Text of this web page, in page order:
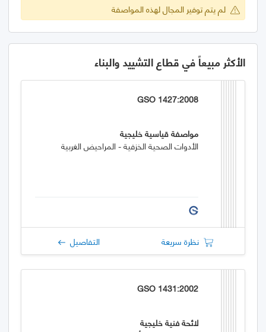
لم يتم توفير المجال لهذه المواصفة
الأكثر مبيعاً في قطاع التشييد والبناء
GSO 1427:2008
مواصفة قياسية خليجية
الأدوات الصحية الخزفية - المراحيض الغربية
نظرة سريعة التفاصيل
GSO 1431:2002
لائحة فنية خليجية